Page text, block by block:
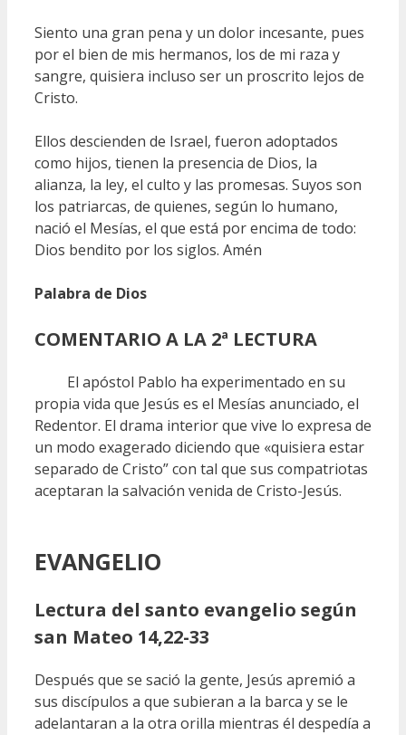
Siento una gran pena y un dolor incesante, pues
por el bien de mis hermanos, los de mi raza y
sangre, quisiera incluso ser un proscrito lejos de
Cristo.
Ellos descienden de Israel, fueron adoptados
como hijos, tienen la presencia de Dios, la
alianza, la ley, el culto y las promesas. Suyos son
los patriarcas, de quienes, según lo humano,
nació el Mesías, el que está por encima de todo:
Dios bendito por los siglos. Amén
Palabra de Dios
COMENTARIO A LA 2ª LECTURA
El apóstol Pablo ha experimentado en su
propia vida que Jesús es el Mesías anunciado, el
Redentor. El drama interior que vive lo expresa de
un modo exagerado diciendo que «quisiera estar
separado de Cristo” con tal que sus compatriotas
aceptaran la salvación venida de Cristo-Jesús.
EVANGELIO
Lectura del santo evangelio según
san Mateo 14,22-33
Después que se sació la gente, Jesús apremió a
sus discípulos a que subieran a la barca y se le
adelantaran a la otra orilla mientras él despedía a